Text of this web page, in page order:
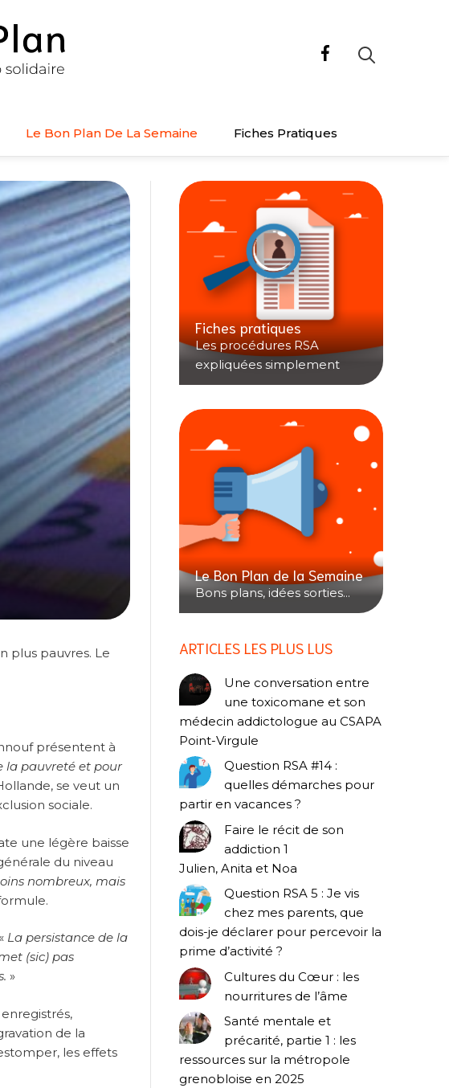
Le Bon Plan De La Semaine Fiches Pratiques
plus pauvres. Le
présentent à
la pauvreté et pour
se veut un
sociale.
une légère baisse
du niveau
nombreux, mais
La persistance de la
(sic) pas
»
de la
les effets
Fiches pratiques
Les procédures RSA
expliquées simplement
Le Bon Plan de la Semaine
Bons plans, idées sorties...
ARTICLES LES PLUS LUS
Une conversation entre
une toxicomane et son
médecin addictologue au CSAPA
Point-Virgule
Question RSA #14 :
quelles démarches pour
partir en vacances ?
Faire le récit de son
addiction 1
Julien, Anita et Noa
Question RSA 5 : Je vis
chez mes parents, que
dois-je déclarer pour percevoir la
prime d’activité ?
Cultures du Cœur : les
nourritures de l’âme
Santé mentale et
précarité, partie 1 : les
ressources sur la métropole
grenobloise en 2025